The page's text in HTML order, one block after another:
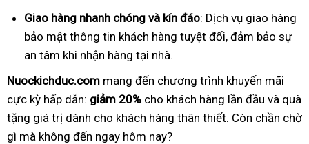
Giao hàng nhanh chóng và kín đáo: Dịch vụ giao hàng
bảo mật thông tin khách hàng tuyệt đối, đảm bảo sự
an tâm khi nhận hàng tại nhà.
Nuockichduc.com mang đến chương trình khuyến mãi
cực kỳ hấp dẫn: giảm 20% cho khách hàng lần đầu và quà
tặng giá trị dành cho khách hàng thân thiết. Còn chần chờ
gì mà không đến ngay hôm nay?